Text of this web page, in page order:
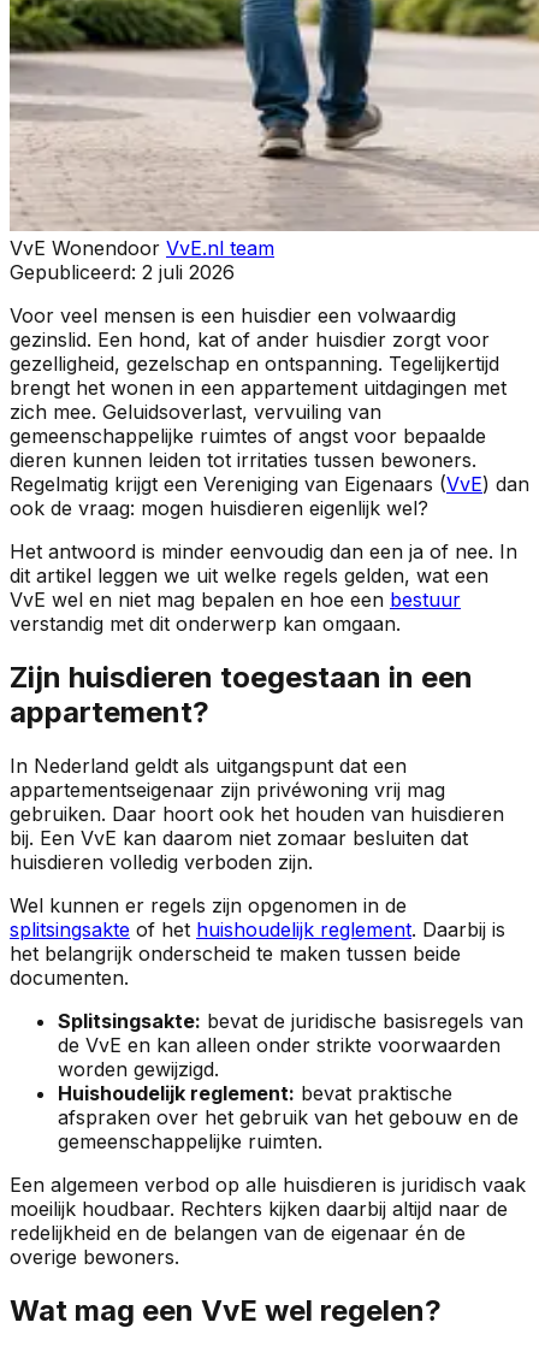
VvE Wonendoor VvE.nl team
Gepubliceerd: 2 juli 2026
Voor veel mensen is een huisdier een volwaardig
gezinslid. Een hond, kat of ander huisdier zorgt voor
gezelligheid, gezelschap en ontspanning. Tegelijkertijd
brengt het wonen in een appartement uitdagingen met
zich mee. Geluidsoverlast, vervuiling van
gemeenschappelijke ruimtes of angst voor bepaalde
dieren kunnen leiden tot irritaties tussen bewoners.
Regelmatig krijgt een Vereniging van Eigenaars (VvE) dan
ook de vraag: mogen huisdieren eigenlijk wel?
Het antwoord is minder eenvoudig dan een ja of nee. In
dit artikel leggen we uit welke regels gelden, wat een
VvE wel en niet mag bepalen en hoe een bestuur
verstandig met dit onderwerp kan omgaan.
Zijn huisdieren toegestaan in een
appartement?
In Nederland geldt als uitgangspunt dat een
appartementseigenaar zijn privéwoning vrij mag
gebruiken. Daar hoort ook het houden van huisdieren
bij. Een VvE kan daarom niet zomaar besluiten dat
huisdieren volledig verboden zijn.
Wel kunnen er regels zijn opgenomen in de
splitsingsakte of het huishoudelijk reglement. Daarbij is
het belangrijk onderscheid te maken tussen beide
documenten.
Splitsingsakte: bevat de juridische basisregels van
de VvE en kan alleen onder strikte voorwaarden
worden gewijzigd.
Huishoudelijk reglement: bevat praktische
afspraken over het gebruik van het gebouw en de
gemeenschappelijke ruimten.
Een algemeen verbod op alle huisdieren is juridisch vaak
moeilijk houdbaar. Rechters kijken daarbij altijd naar de
redelijkheid en de belangen van de eigenaar én de
overige bewoners.
Wat mag een VvE wel regelen?